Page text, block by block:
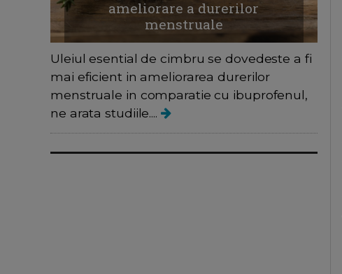
ameliorare a durerilor
menstruale
Uleiul esential de cimbru se dovedeste a fi
mai eficient in ameliorarea durerilor
menstruale in comparatie cu ibuprofenul,
ne arata studiile....